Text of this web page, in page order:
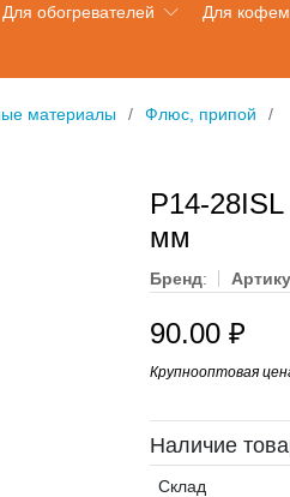
Для обогревателей Для
материалы Флюс, припой
P14-
мм
Бренд:
90.00 ₽
Крупнооптовая
Наличие
Склад